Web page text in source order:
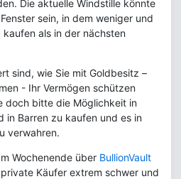
Die aktuelle Windstille könnte
sein, in dem weniger und
kaufen als in der nächsten
sind, wie Sie mit Goldbesitz –
- Ihr Vermögen schützen
doch bitte die Möglichkeit in
in Barren zu kaufen und es in
verwahren.
Wochenende über BullionVault
Käufer extrem schwer und